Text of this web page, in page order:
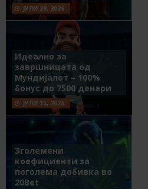
ЈУЛИ 29, 2026
Идеално за
завршницата од
Мундијалот – 100%
бонус до 7500 денари
ЈУЛИ 15, 2026
Зголемени
коефициенти за
поголема добивка во
20Bet